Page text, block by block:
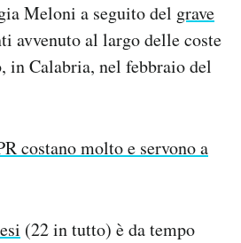
Meloni a seguito del grave
avvenuto al largo delle coste
in Calabria, nel febbraio del
costano molto e servono a
(22 in tutto) è da tempo